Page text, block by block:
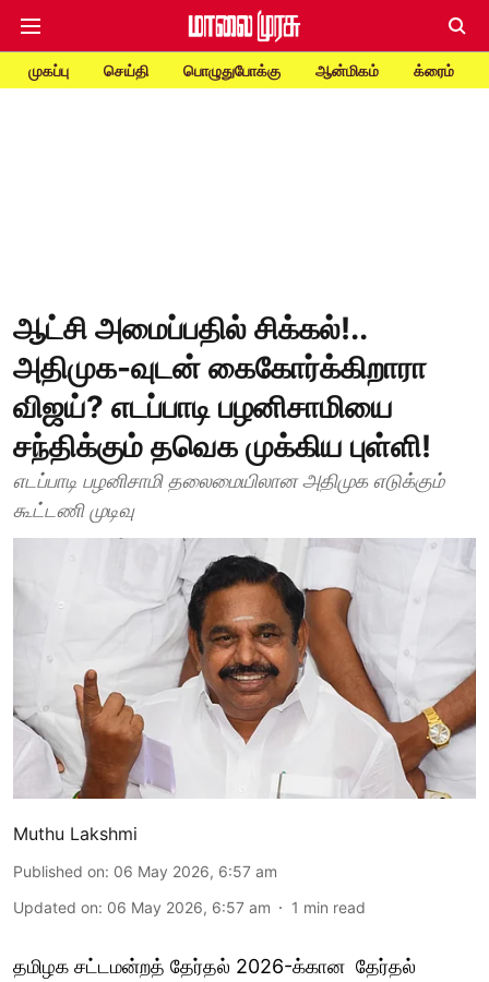
முகப்பு செய்தி பொழுதுபோக்கு ஆன்மிகம் க்ரைம்
ஆட்சி அமைப்பதில் சிக்கல்!..
அதிமுக-வுடன் கைகோர்க்கிறாரா
விஜய்? எடப்பாடி பழனிசாமியை
சந்திக்கும் தவெக முக்கிய புள்ளி!
எடப்பாடி பழனிசாமி தலைமையிலான அதிமுக எடுக்கும்
கூட்டணி முடிவு
Muthu Lakshmi
Published on: 06 May 2026, 6:57 am
Updated on: 06 May 2026, 6:57 am 1 min read
தமிழக சட்டமன்றத் தேர்தல் 2026-க்கான தேர்தல்